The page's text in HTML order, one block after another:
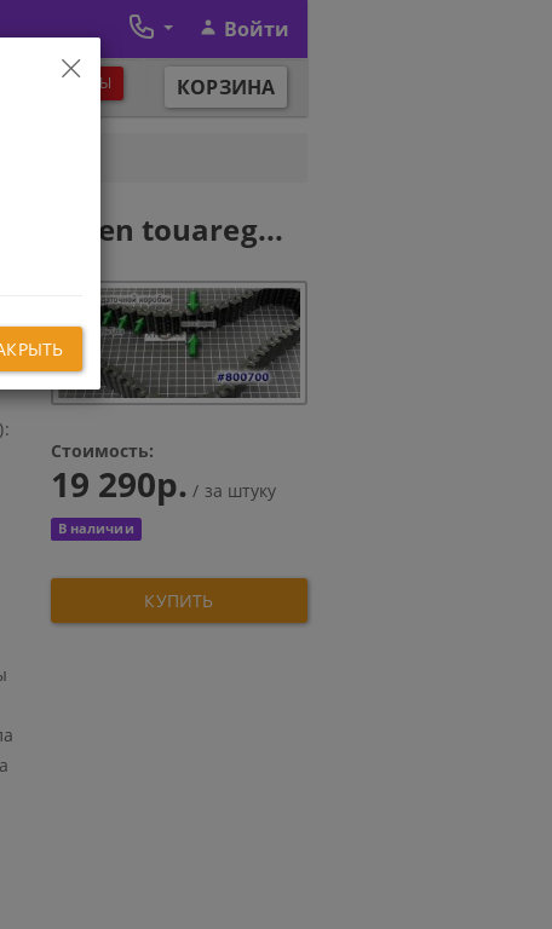
Войти
РЕЖИМ РАБОТЫ КОРЗИНА
touareg...
Стоимость:
19 290р. / за штуку
В наличии
КУПИТЬ
×